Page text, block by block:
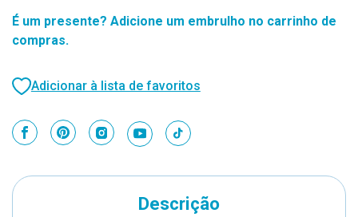
É um presente? Adicione um embrulho no carrinho de
compras.
Adicionar à lista de favoritos
Descrição